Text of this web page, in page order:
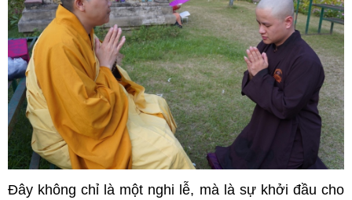
Đây không chỉ là một nghi lễ, mà là sự khởi đầu cho